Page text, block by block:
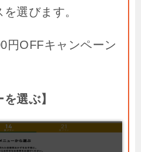
選びます。
円OFFキャンペーン
選ぶ】